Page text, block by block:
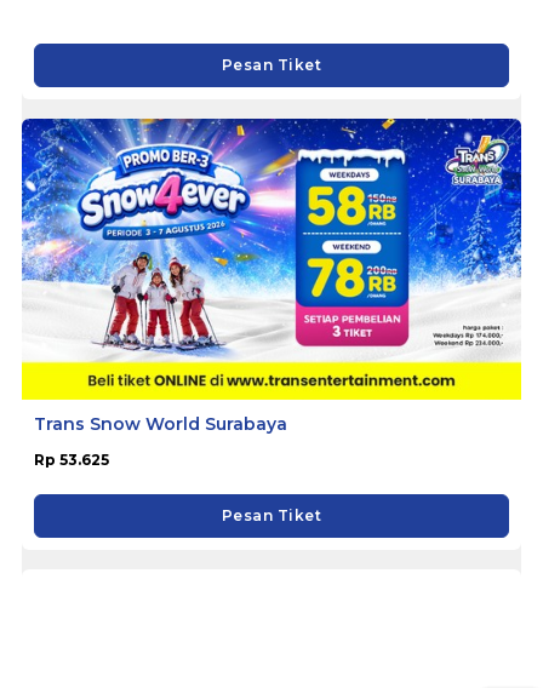
Pesan Tiket
Trans Snow World Surabaya
Rp 53.625
Pesan Tiket